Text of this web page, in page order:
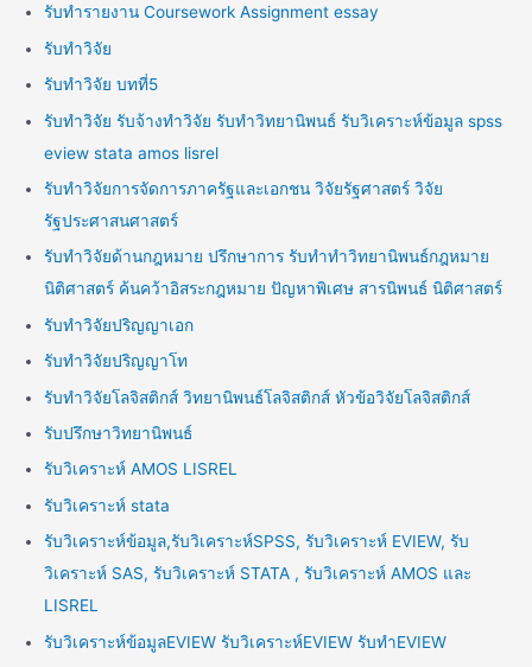
รับทำรายงาน Coursework Assignment essay
รับทำวิจัย
รับทำวิจัย บทที่5
รับทำวิจัย รับจ้างทำวิจัย รับทำวิทยานิพนธ์ รับวิเคราะห์ข้อมูล spss
eview stata amos lisrel
รับทำวิจัยการจัดการภาครัฐและเอกชน วิจัยรัฐศาสตร์ วิจัย
รัฐประศาสนศาสตร์
รับทำวิจัยด้านกฎหมาย ปรึกษาการ รับทำทำวิทยานิพนธ์กฎหมาย
นิติศาสตร์ ค้นคว้าอิสระกฎหมาย ปัญหาพิเศษ สารนิพนธ์ นิติศาสตร์
รับทำวิจัยปริญญาเอก
รับทำวิจัยปริญญาโท
รับทำวิจัยโลจิสติกส์ วิทยานิพนธ์โลจิสติกส์ หัวข้อวิจัยโลจิสติกส์
รับปรึกษาวิทยานิพนธ์
รับวิเคราะห์ AMOS LISREL
รับวิเคราะห์ stata
รับวิเคราะห์ข้อมูล,รับวิเคราะห์SPSS, รับวิเคราะห์ EVIEW, รับ
วิเคราะห์ SAS, รับวิเคราะห์ STATA , รับวิเคราะห์ AMOS และ
LISREL
รับวิเคราะห์ข้อมูลEVIEW รับวิเคราะห์EVIEW รับทำEVIEW